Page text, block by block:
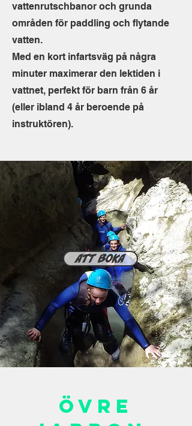
vattenrutschbanor och grunda
områden för paddling och flytande
vatten.
Med en kort infartsväg på några
minuter maximerar den lektiden i
vattnet, perfekt för barn från 6 år
(eller ibland 4 år beroende på
instruktören).
Att boka
Övre